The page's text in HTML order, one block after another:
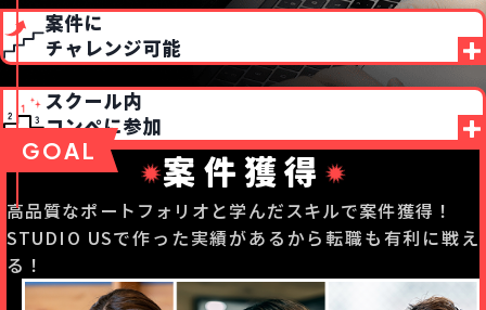
品質なポートフォリオを制作！
案件に
チャレンジ可能
Studio US連携企業で即案件に挑戦できる！企業PRに役
立つ実績が手に入れることができます！
スクール内
コンペに参加
Studio USではSchool内でコンペを実施。コンペに参加
して経験を積むことができる！
GOAL
案件獲得
高品質なポートフォリオと学んだスキルで案件獲得！
STUDIO USで作った実績があるから転職も有利に戦え
る！